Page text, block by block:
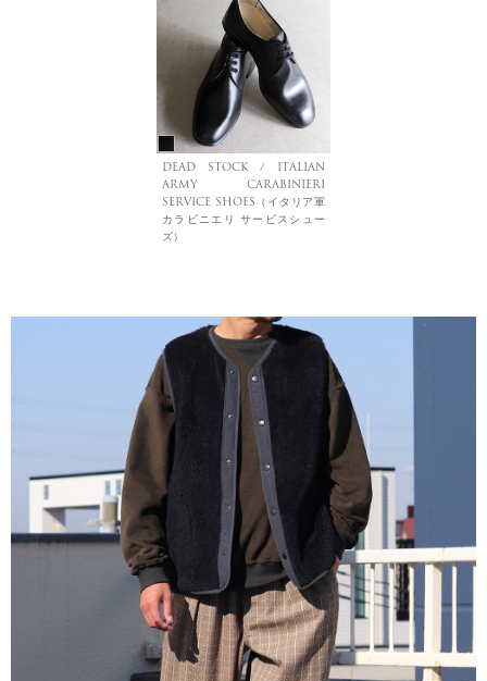
DEAD STOCK / ITALIAN
ARMY CARABINIERI
SERVICE SHOES（イタリア軍
カラビニエリ サービスシュー
ズ）